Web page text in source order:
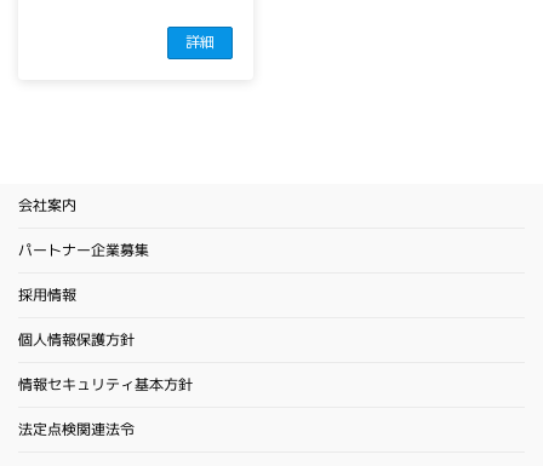
詳細
会社案内
パートナー企業募集
採用情報
個人情報保護方針
情報セキュリティ基本方針
法定点検関連法令